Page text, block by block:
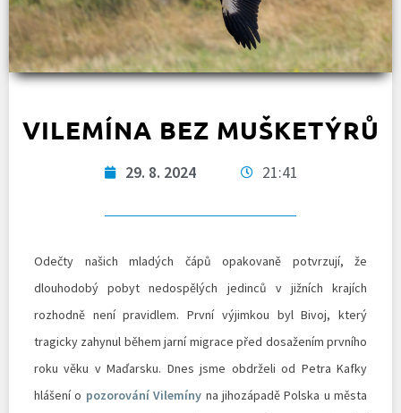
VILEMÍNA BEZ MUŠKETÝRŮ
29. 8. 2024 21:41
Odečty našich mladých čápů opakovaně potvrzují, že
dlouhodobý pobyt nedospělých jedinců v jižních krajích
rozhodně není pravidlem. První výjimkou byl Bivoj, který
tragicky zahynul během jarní migrace před dosažením prvního
roku věku v Maďarsku. Dnes jsme obdrželi od Petra Kafky
hlášení o pozorování Vilemíny na jihozápadě Polska u města